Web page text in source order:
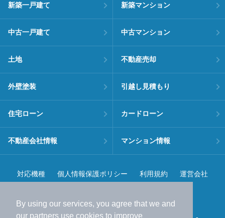
By using our services, you agree that we and
our partners use cookies to improve
新築一戸建て 新築マンション
中古一戸建て 中古マンション
土地 不動産売却
外壁塗装 引越し見積もり
住宅ローン カードローン
不動産会社情報 マンション情報
対応機種 個人情報保護ポリシー 利用規約 運営会社